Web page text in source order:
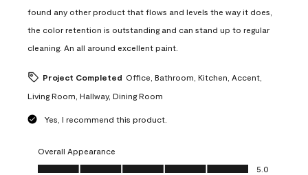
found any other product that flows and levels the way it does,
the color retention is outstanding and can stand up to regular
cleaning. An all around excellent paint.
Project Completed Office, Bathroom, Kitchen, Accent,
Living Room, Hallway, Dining Room
Yes, I recommend this product.
Overall Appearance
Overall Appearance, 5.0 out of 5
5.0